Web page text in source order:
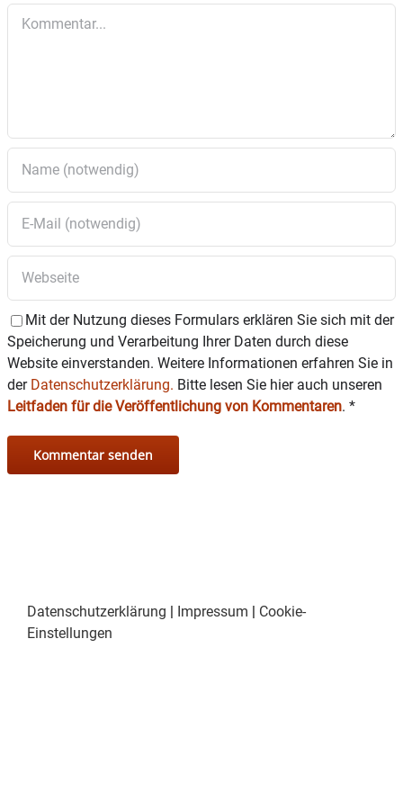
Mit der Nutzung dieses Formulars erklären Sie sich mit der
Speicherung und Verarbeitung Ihrer Daten durch diese
Website einverstanden. Weitere Informationen erfahren Sie in
der Datenschutzerklärung. Bitte lesen Sie hier auch unseren
Leitfaden für die Veröffentlichung von Kommentaren. *
Datenschutzerklärung | Impressum | Cookie-
Einstellungen